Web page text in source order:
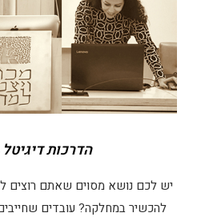
הדרכות
יש לכם נושא מסוים שאתם רוצים
להכשיר במחלקה? עובדים